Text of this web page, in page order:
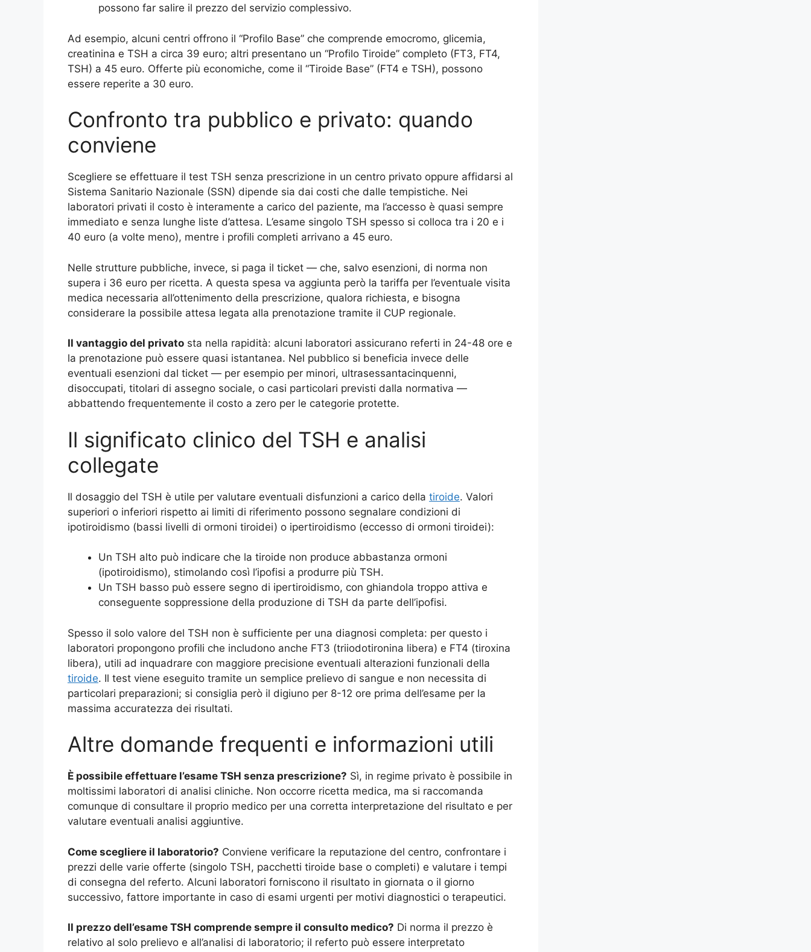
possono far salire il prezzo del servizio complessivo.
Ad esempio, alcuni centri offrono il “Profilo Base” che comprende emocromo, glicemia,
creatinina e TSH a circa 39 euro; altri presentano un “Profilo Tiroide” completo (FT3, FT4,
TSH) a 45 euro. Offerte più economiche, come il “Tiroide Base” (FT4 e TSH), possono
essere reperite a 30 euro.
Confronto tra pubblico e privato: quando
conviene
Scegliere se effettuare il test TSH senza prescrizione in un centro privato oppure affidarsi al
Sistema Sanitario Nazionale (SSN) dipende sia dai costi che dalle tempistiche. Nei
laboratori privati il costo è interamente a carico del paziente, ma l’accesso è quasi sempre
immediato e senza lunghe liste d’attesa. L’esame singolo TSH spesso si colloca tra i 20 e i
40 euro (a volte meno), mentre i profili completi arrivano a 45 euro.
Nelle strutture pubbliche, invece, si paga il ticket — che, salvo esenzioni, di norma non
supera i 36 euro per ricetta. A questa spesa va aggiunta però la tariffa per l’eventuale visita
medica necessaria all’ottenimento della prescrizione, qualora richiesta, e bisogna
considerare la possibile attesa legata alla prenotazione tramite il CUP regionale.
Il vantaggio del privato sta nella rapidità: alcuni laboratori assicurano referti in 24-48 ore e
la prenotazione può essere quasi istantanea. Nel pubblico si beneficia invece delle
eventuali esenzioni dal ticket — per esempio per minori, ultrasessantacinquenni,
disoccupati, titolari di assegno sociale, o casi particolari previsti dalla normativa —
abbattendo frequentemente il costo a zero per le categorie protette.
Il significato clinico del TSH e analisi
collegate
Il dosaggio del TSH è utile per valutare eventuali disfunzioni a carico della tiroide. Valori
superiori o inferiori rispetto ai limiti di riferimento possono segnalare condizioni di
ipotiroidismo (bassi livelli di ormoni tiroidei) o ipertiroidismo (eccesso di ormoni tiroidei):
Un TSH alto può indicare che la tiroide non produce abbastanza ormoni
(ipotiroidismo), stimolando così l’ipofisi a produrre più TSH.
Un TSH basso può essere segno di ipertiroidismo, con ghiandola troppo attiva e
conseguente soppressione della produzione di TSH da parte dell’ipofisi.
Spesso il solo valore del TSH non è sufficiente per una diagnosi completa: per questo i
laboratori propongono profili che includono anche FT3 (triiodotironina libera) e FT4 (tiroxina
libera), utili ad inquadrare con maggiore precisione eventuali alterazioni funzionali della
tiroide. Il test viene eseguito tramite un semplice prelievo di sangue e non necessita di
particolari preparazioni; si consiglia però il digiuno per 8-12 ore prima dell’esame per la
massima accuratezza dei risultati.
Altre domande frequenti e informazioni utili
È possibile effettuare l’esame TSH senza prescrizione? Sì, in regime privato è possibile in
moltissimi laboratori di analisi cliniche. Non occorre ricetta medica, ma si raccomanda
comunque di consultare il proprio medico per una corretta interpretazione del risultato e per
valutare eventuali analisi aggiuntive.
Come scegliere il laboratorio? Conviene verificare la reputazione del centro, confrontare i
prezzi delle varie offerte (singolo TSH, pacchetti tiroide base o completi) e valutare i tempi
di consegna del referto. Alcuni laboratori forniscono il risultato in giornata o il giorno
successivo, fattore importante in caso di esami urgenti per motivi diagnostici o terapeutici.
Il prezzo dell’esame TSH comprende sempre il consulto medico? Di norma il prezzo è
relativo al solo prelievo e all’analisi di laboratorio; il referto può essere interpretato